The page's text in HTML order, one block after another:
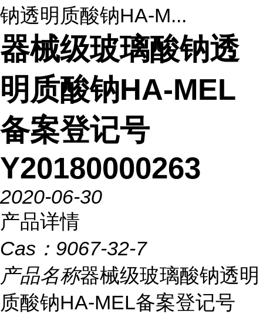
钠透明质酸钠HA-M...
器械级玻璃酸钠透
明质酸钠HA-MEL
备案登记号
Y20180000263
2020-06-30
产品详情
Cas： 9067-32-7
产品名称器械级玻璃酸钠透明
质酸钠HA-MEL备案登记号